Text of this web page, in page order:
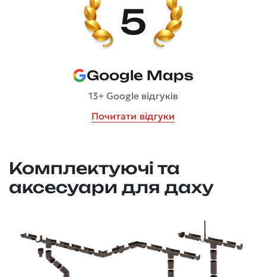
5
Google Maps
13+ Google відгуків
Почитати відгуки
Комплектуючі та
аксесуари для даху